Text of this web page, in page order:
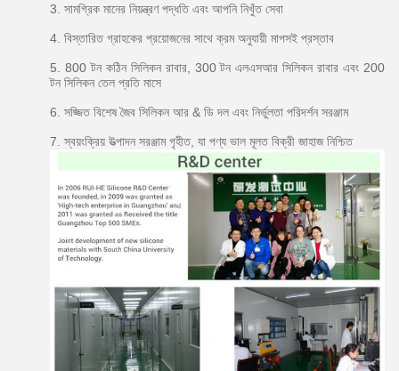
3. সামগ্রিক মানের নিয়ন্ত্রণ পদ্ধতি এবং আপনি নিখুঁত সেবা
4. বিস্তারিত গ্রাহকের প্রয়োজনের সাথে ক্রম অনুযায়ী মাপসই প্রস্তাব
5. 800 টন কঠিন সিলিকন রাবার, 300 টন এলএসআর সিলিকন রাবার এবং 200
টন সিলিকন তেল প্রতি মাসে
6. সজ্জিত বিশেষ জৈব সিলিকন আর & ডি দল এবং নির্ভুলতা পরিদর্শন সরঞ্জাম
7. স্বয়ংক্রিয় উত্পাদন সরঞ্জাম গৃহীত, যা পণ্য ভাল মূলত বিক্রী জাহাজ নিশ্চিত